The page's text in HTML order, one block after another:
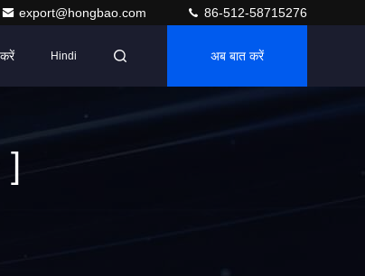
export@hongbao.com 86-512-58715276
Hindi अब बात करें
]